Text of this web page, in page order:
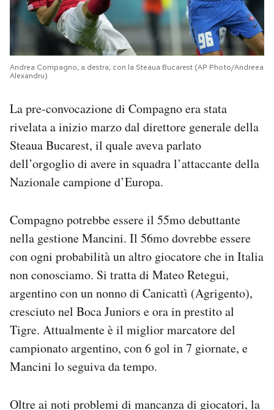
Andrea Compagno, a destra, con la Steaua Bucarest (AP Photo/Andreea
Alexandru)
La pre-convocazione di Compagno era stata
rivelata a inizio marzo dal direttore generale della
Steaua Bucarest, il quale aveva parlato
dell’orgoglio di avere in squadra l’attaccante della
Nazionale campione d’Europa.
Compagno potrebbe essere il 55mo debuttante
nella gestione Mancini. Il 56mo dovrebbe essere
con ogni probabilità un altro giocatore che in Italia
non conosciamo. Si tratta di Mateo Retegui,
argentino con un nonno di Canicattì (Agrigento),
cresciuto nel Boca Juniors e ora in prestito al
Tigre. Attualmente è il miglior marcatore del
campionato argentino, con 6 gol in 7 giornate, e
Mancini lo seguiva da tempo.
Oltre ai noti problemi di mancanza di giocatori, la